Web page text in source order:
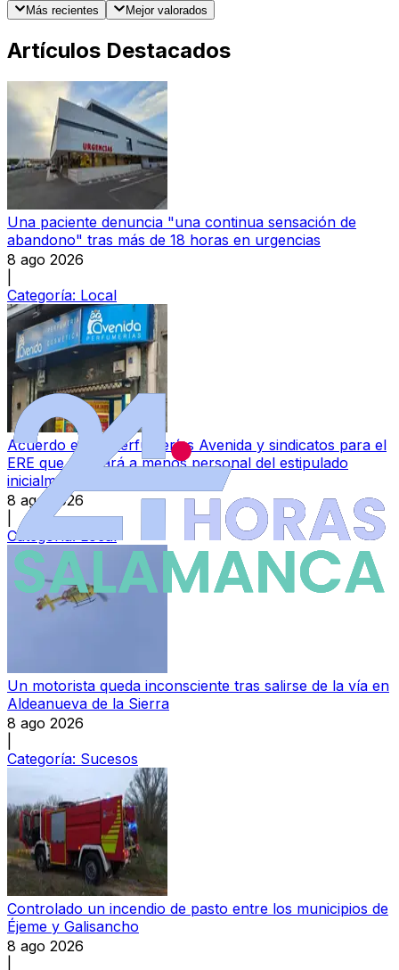
Más recientes
Mejor valorados
Artículos Destacados
Una paciente denuncia "una continua sensación de
abandono" tras más de 18 horas en urgencias
8 ago 2026
Categoría: Local
Acuerdo entre Perfumerías Avenida y sindicatos para el
ERE que afectará a menos personal del estipulado
inicialmente
8 ago 2026
Categoría:
Un motorista queda inconsciente tras salirse de la vía en
Aldeanueva de la Sierra
8 ago 2026
Categoría: Sucesos
Controlado un incendio de pasto entre los municipios de
Éjeme y Galisancho
8 ago 2026